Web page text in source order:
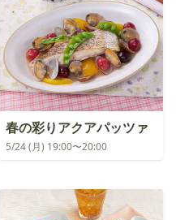
春の彩りアクアパッツァ
5/24 (月) 19:00〜20:00